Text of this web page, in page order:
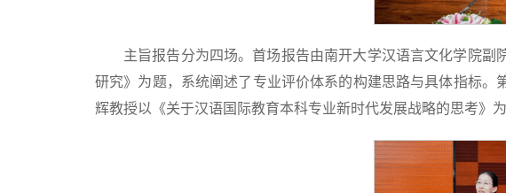
主旨报告分为四场。首场报告由南开大学汉语言文化学院
研究》为题，系统阐述了专业评价体系的构建思路与具体指标
辉教授以《关于汉语国际教育本科专业新时代发展战略的思考》